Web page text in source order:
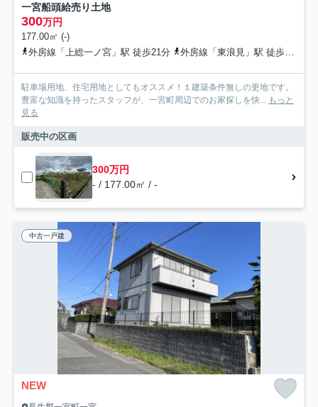
一宮船頭給売り土地
300万円
177.00㎡ (-)
外房線「上総一ノ宮」駅 徒歩21分
外房線「東浪見」駅 徒歩59分
駐車場用地、住宅用地としてもオススメ！１建築条件無しの更地です。
豊富な知識を持ったスタッフが、一宮町周辺でのお家探しを快... もっと
見る
販売中の区画
300万円
- / 177.00㎡ / -
中古一戸建
NEW